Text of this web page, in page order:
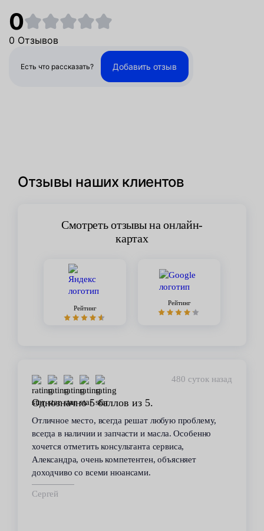
0
0 Отзывов
Есть что рассказать? Добавить отзыв
Отзывы наших клиентов
Смотреть отзывы на онлайн-
картах
Рейтинг
Рейтинг
480 суток назад
Однозначно 5 баллов из 5.
Отличное место, всегда решат любую проблему,
всегда в наличии и запчасти и масла. Особенно
хочется отметить консультанта сервиса,
Александра, очень компетентен, объясняет
доходчиво со всеми нюансами.
Сергей